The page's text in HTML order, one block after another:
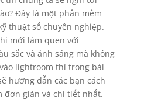
Đây là một phần mềm
thuật số chuyên nghiệp.
mới làm quen với
sắc và ánh sáng mà không
lightroom thì trong bài
hướng dẫn các bạn cách
đơn giản và chi tiết nhất.